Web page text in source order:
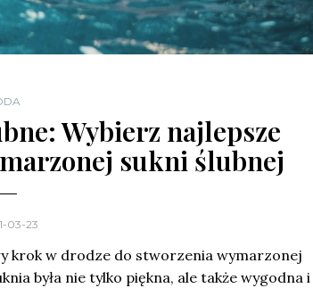
Wybierz najlepsze
sukni ślubnej
03-23
krok w drodze do stworzenia wymarzonej
była nie tylko piękna, ale także wygodna i